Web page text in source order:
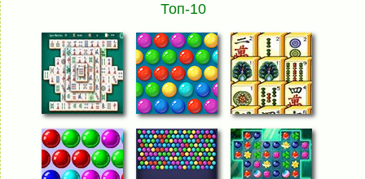
Топ-10